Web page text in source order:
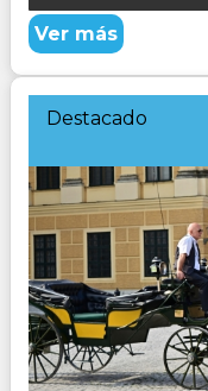
Ver más
Destacado